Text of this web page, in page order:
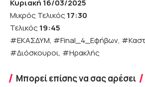
Κυριακή 16/03/2025
Μικρός Τελικός 17:30
Τελικός 19:45
#ΕΚΑΣΔΥΜ, #Final_4_Εφήβων,
#Διόσκουροι, #Ηρακλής
Μπορεί επίσης να σας αρέσει